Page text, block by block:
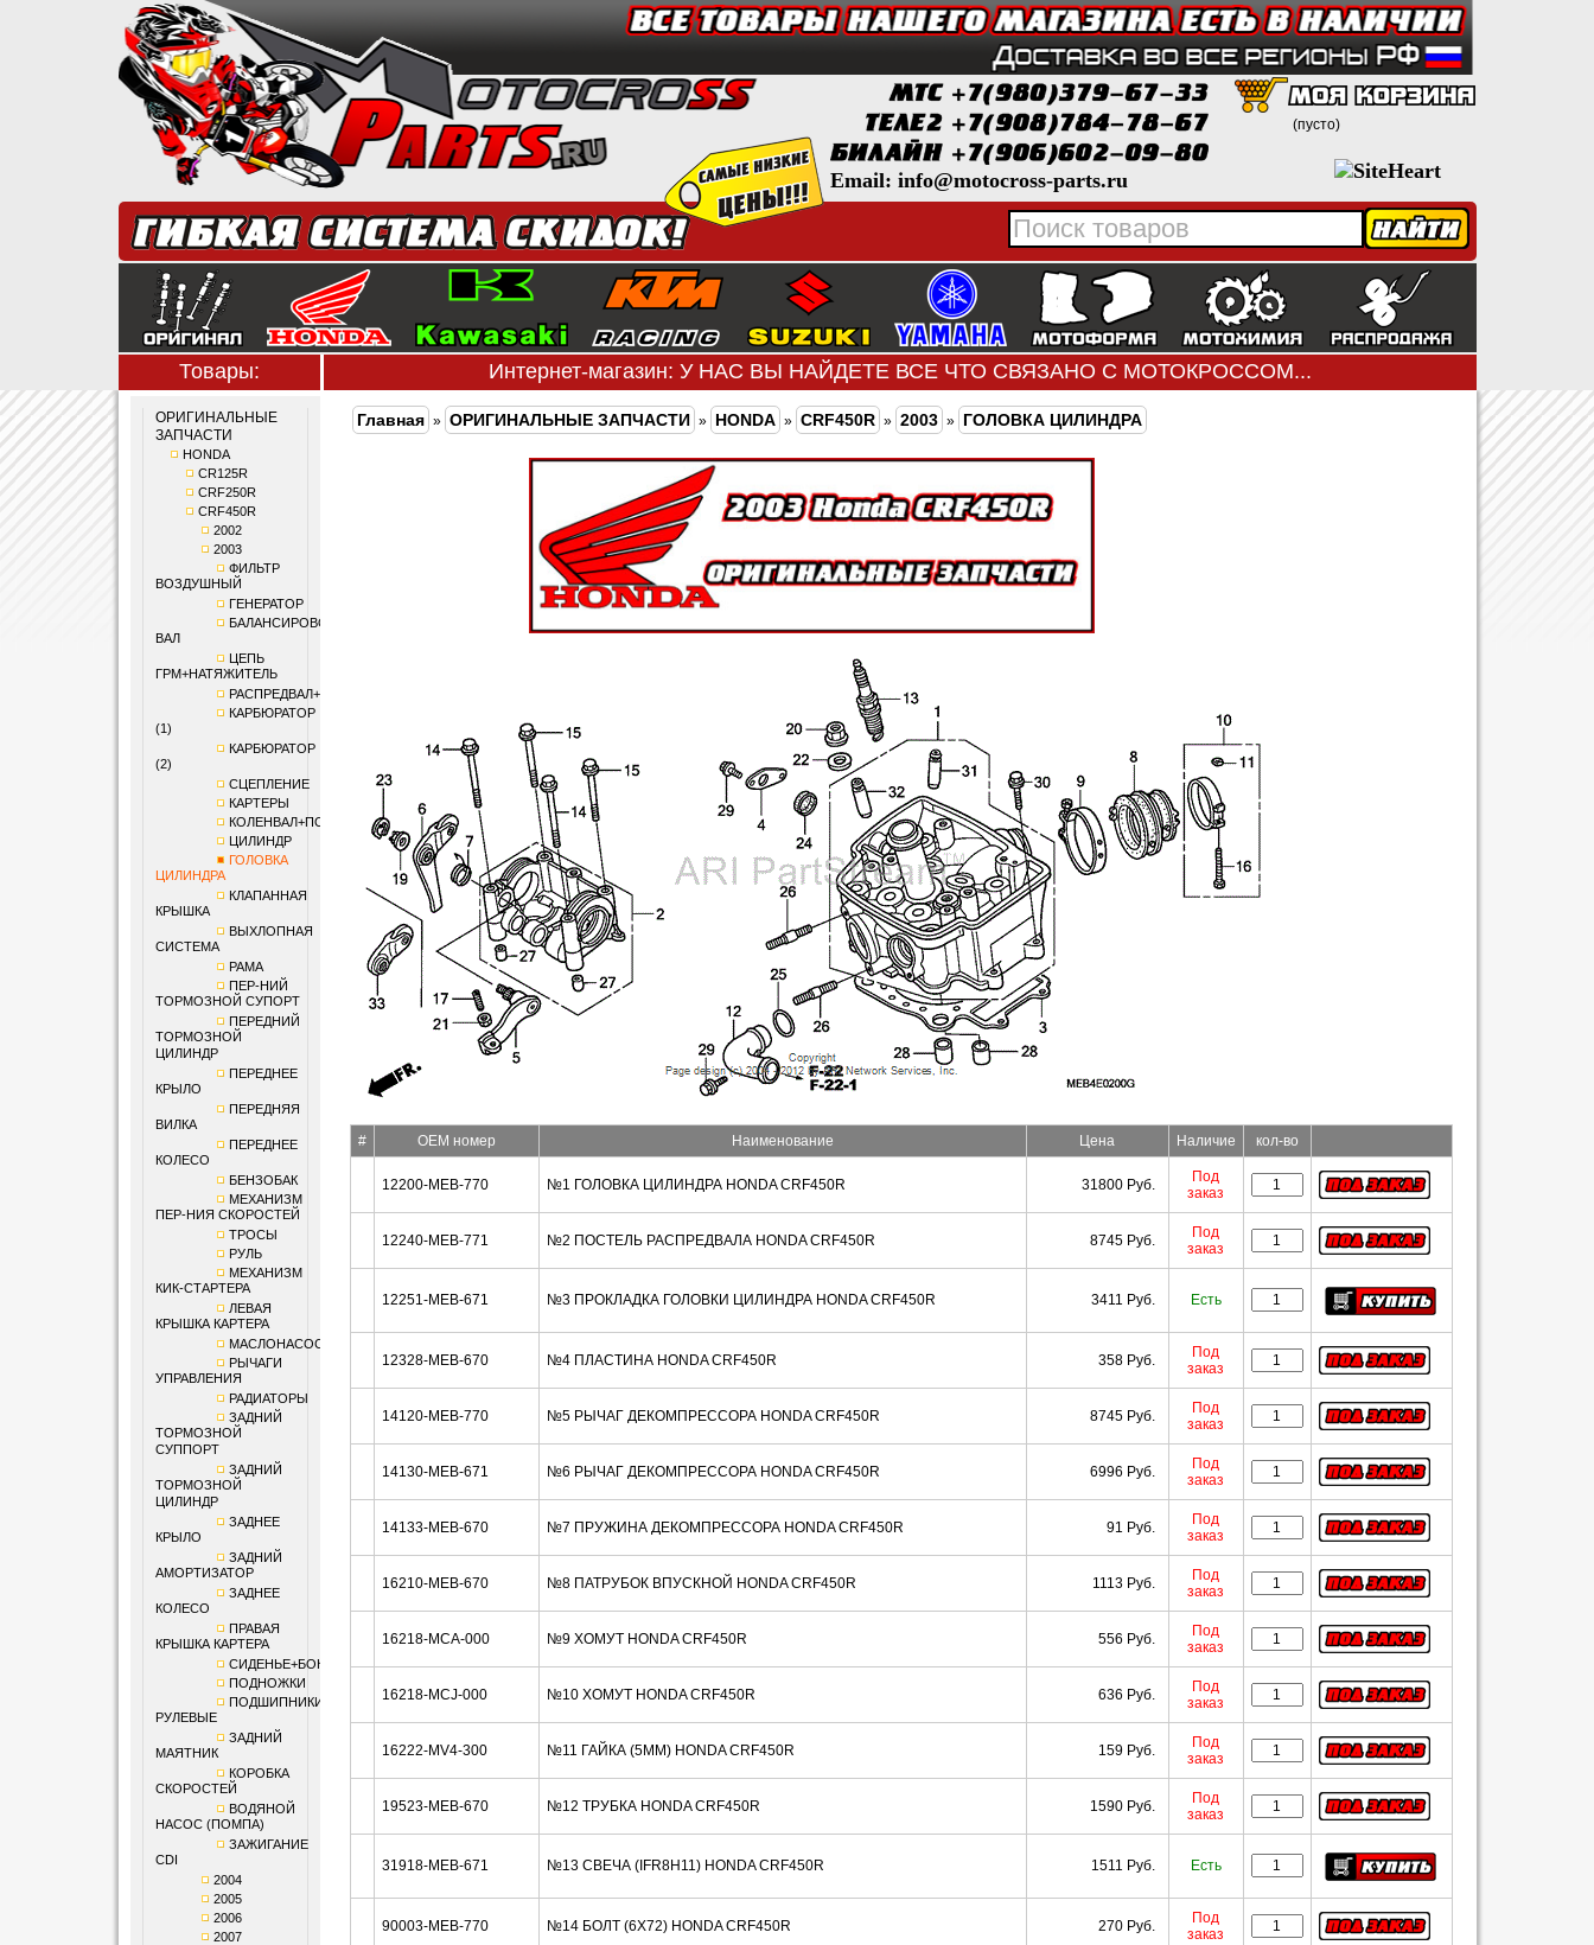
(пусто)
Email: info@motocross-parts.ru
Товары: Интернет-магазин: У НАС ВЫ НАЙДЕТЕ ВСЕ ЧТО СВЯЗАНО С МОТОКРОССОМ...
ОРИГИНАЛЬНЫЕ
ЗАПЧАСТИ
HONDA
CR125R
CRF250R
CRF450R
2002
2003
ФИЛЬТР
ВОЗДУШНЫЙ
ГЕНЕРАТОР
БАЛАНСИРОВОЧНЫЙ
ВАЛ
ЦЕПЬ
ГРМ+НАТЯЖИТЕЛЬ
РАСПРЕДВАЛ+КЛАПАНЫ
КАРБЮРАТОР
(1)
КАРБЮРАТОР
(2)
СЦЕПЛЕНИЕ
КАРТЕРЫ
КОЛЕНВАЛ+ПОРШЕНЬ
ЦИЛИНДР
ГОЛОВКА
ЦИЛИНДРА
КЛАПАННАЯ
КРЫШКА
ВЫХЛОПНАЯ
СИСТЕМА
РАМА
ПЕР-НИЙ
ТОРМОЗНОЙ СУПОРТ
ПЕРЕДНИЙ
ТОРМОЗНОЙ
ЦИЛИНДР
ПЕРЕДНЕЕ
КРЫЛО
ПЕРЕДНЯЯ
ВИЛКА
ПЕРЕДНЕЕ
КОЛЕСО
БЕНЗОБАК
МЕХАНИЗМ
ПЕР-НИЯ СКОРОСТЕЙ
ТРОСЫ
РУЛЬ
МЕХАНИЗМ
КИК-СТАРТЕРА
ЛЕВАЯ
КРЫШКА КАРТЕРА
МАСЛОНАСОС
РЫЧАГИ
УПРАВЛЕНИЯ
РАДИАТОРЫ
ЗАДНИЙ
ТОРМОЗНОЙ
СУППОРТ
ЗАДНИЙ
ТОРМОЗНОЙ
ЦИЛИНДР
ЗАДНЕЕ
КРЫЛО
ЗАДНИЙ
АМОРТИЗАТОР
ЗАДНЕЕ
КОЛЕСО
ПРАВАЯ
КРЫШКА КАРТЕРА
СИДЕНЬЕ+БОКОВИНЫ
ПОДНОЖКИ
ПОДШИПНИКИ
РУЛЕВЫЕ
ЗАДНИЙ
МАЯТНИК
КОРОБКА
СКОРОСТЕЙ
ВОДЯНОЙ
НАСОС (ПОМПА)
ЗАЖИГАНИЕ
CDI
2004
2005
2006
2007
Главная » ОРИГИНАЛЬНЫЕ ЗАПЧАСТИ » HONDA » CRF450R » 2003 » ГОЛОВКА ЦИЛИНДРА
# OEM номер Наименование Цена Наличие кол-во
12200-MEB-770 №1 ГОЛОВКА ЦИЛИНДРА HONDA CRF450R 31800 Руб.
Под
заказ
12240-MEB-771 №2 ПОСТЕЛЬ РАСПРЕДВАЛА HONDA CRF450R 8745 Руб.
Под
заказ
12251-MEB-671 №3 ПРОКЛАДКА ГОЛОВКИ ЦИЛИНДРА HONDA CRF450R 3411 Руб. Есть
12328-MEB-670 №4 ПЛАСТИНА HONDA CRF450R 358 Руб.
Под
заказ
14120-MEB-770 №5 РЫЧАГ ДЕКОМПРЕССОРА HONDA CRF450R 8745 Руб.
Под
заказ
14130-MEB-671 №6 РЫЧАГ ДЕКОМПРЕССОРА HONDA CRF450R 6996 Руб.
Под
заказ
14133-MEB-670 №7 ПРУЖИНА ДЕКОМПРЕССОРА HONDA CRF450R 91 Руб.
Под
заказ
16210-MEB-670 №8 ПАТРУБОК ВПУСКНОЙ HONDA CRF450R 1113 Руб.
Под
заказ
16218-MCA-000 №9 ХОМУТ HONDA CRF450R 556 Руб.
Под
заказ
16218-MCJ-000 №10 ХОМУТ HONDA CRF450R 636 Руб.
Под
заказ
16222-MV4-300 №11 ГАЙКА (5MM) HONDA CRF450R 159 Руб.
Под
заказ
19523-MEB-670 №12 ТРУБКА HONDA CRF450R 1590 Руб.
Под
заказ
31918-MEB-671 №13 СВЕЧА (IFR8H11) HONDA CRF450R 1511 Руб. Есть
90003-MEB-770 №14 БОЛТ (6X72) HONDA CRF450R 270 Руб.
Под
заказ